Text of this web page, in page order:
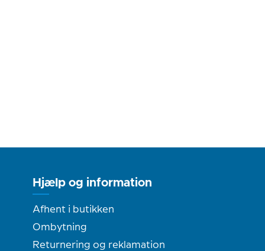
Hjælp og information
Afhent i butikken
Ombytning
Returnering og reklamation